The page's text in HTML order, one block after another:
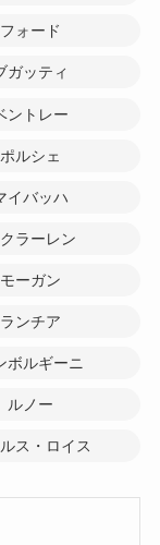
フォード
ガッティ
ントレー
ポルシェ
イバッハ
ラーレン
モーガン
ランチア
ボルギーニ
ルノー
ス・ロイス